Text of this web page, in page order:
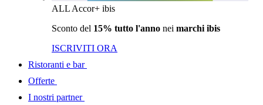
ALL Accor+ ibis
Sconto del 15% tutto l'anno nei marchi ibis
ISCRIVITI ORA
Ristoranti e bar
Offerte
I nostri partner